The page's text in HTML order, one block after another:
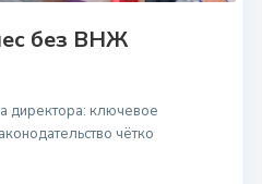
без ВНЖ
директора: ключевое
чётко